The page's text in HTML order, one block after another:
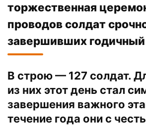
торжественная
проводов солдат
завершивших годичный
В строю — 127 солдат.
из них этот день стал
завершения важного
течение года они с